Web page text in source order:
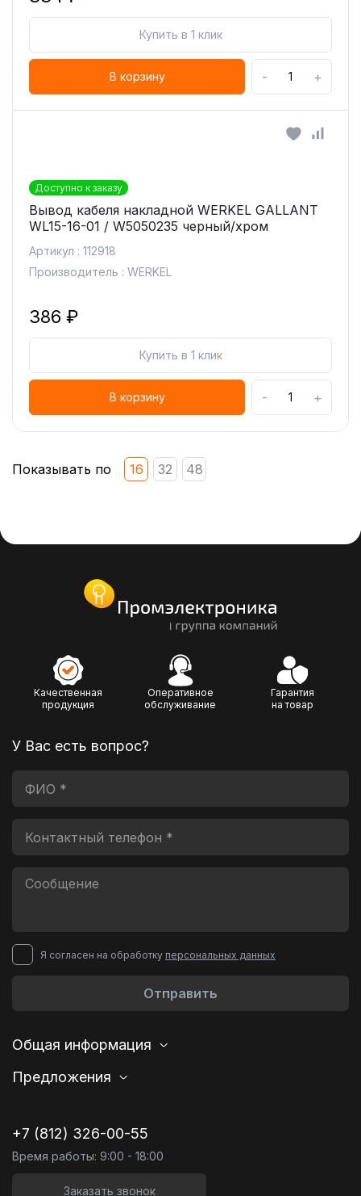
Купить в 1 клик
В корзину - +
Доступно к заказу
Вывод кабеля накладной WERKEL GALLANT
WL15-16-01 / W5050235 черный/хром
Артикул : 112918
Производитель : WERKEL
386 ₽
Купить в 1 клик
В корзину - +
Показывать по 16 32 48
Качественная
продукция
Оперативное
обслуживание
Гарантия
на товар
У Вас есть вопрос?
Я согласен на обработку персональных данных
Отправить
Общая информация
Предложения
+7 (812) 326-00-55
Время работы: 9:00 - 18:00
Заказать звонок